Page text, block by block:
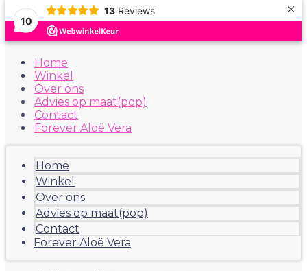
10
13 Reviews ×
Ga
naar
inhoud
Home
Winkel
Over ons
Advies op maat(pop)
Contact
Forever Aloë Vera
Home
Winkel
Over ons
Advies op maat(pop)
Contact
Forever Aloë Vera